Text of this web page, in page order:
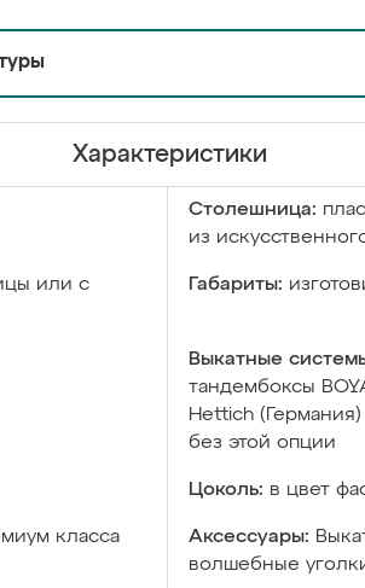
Характеристики
Столешница:
из
или с
Габариты:
Выкатные
тандембоксы
Hettich
без этой опции
Цоколь: в цвет
класса
Аксессуары:
волшебные